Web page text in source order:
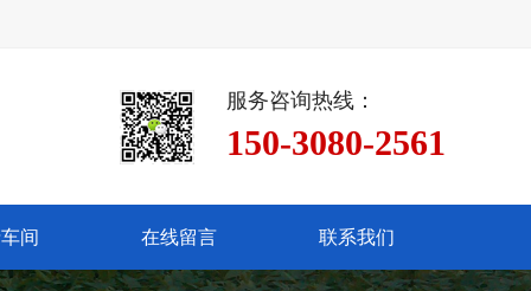
服务咨询热线：
150-3080-2561
间 在线留言 联系我们